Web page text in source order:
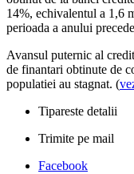
14%, echivalentul a 1,6
perioada a anului
Avansul puternic al
de finantari obtinute de
populatiei au stagnat. (
Tipareste detalii
Trimite pe mail
Facebook